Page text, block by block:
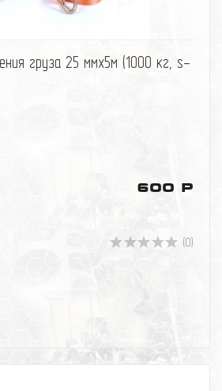
груза 25 ммх5м (1000 кг, s-
600 Р
(0)